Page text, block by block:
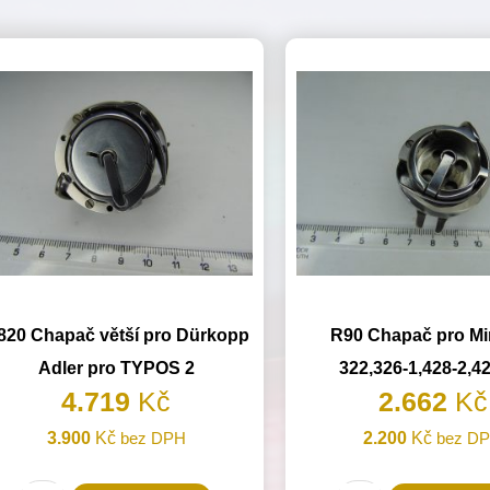
Chapač větší pro Dürkopp
Adler pro TYPOS 2
4.719 Kč
3.900 Kčbez DPH
R90 Chapač pro
322,326-1,428-
2.662 Kč
2.200 Kč bez